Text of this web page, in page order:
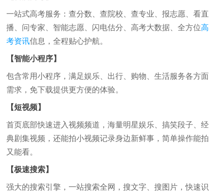
一站式高考服务：查分数、查院校、查专业、报志愿、看直
播、问专家、智能志愿、闪电估分、高考大数据、全方位高
考资讯信息，全程贴心护航。
【智能小程序】
包含常用小程序，满足娱乐、出行、购物、生活服务各方面
需求，免下载提供更方便的体验。
【短视频】
首页底部快速进入视频频道，海量明星娱乐、搞笑段子、经
典剧集视频，还能拍小视频记录身边新鲜事，简单操作能拍
又能看。
【极速搜索】
强大的搜索引擎，一站搜索全网，搜文字、搜图片，快速识